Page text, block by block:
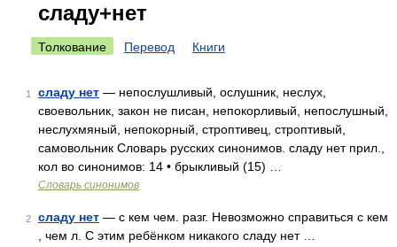
сладу+нет
Толкование Перевод Книги
1 сладу нет — непослушливый, ослушник, неслух,
своевольник, закон не писан, непокорливый, непослушный,
неслухмяный, непокорный, строптивец, строптивый,
самовольник Словарь русских синонимов. сладу нет прил.,
кол во синонимов: 14 • брыкливый (15) …
Словарь синонимов
2 сладу нет — с кем чем. разг. Невозможно справиться с кем
, чем л. С этим ребёнком никакого сладу нет …